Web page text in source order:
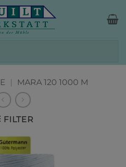
| MARA 120 1000 M
FILTER